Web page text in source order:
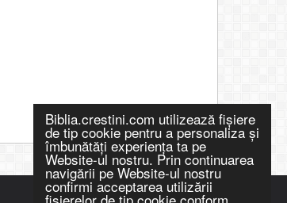
Biblia.crestini.com utilizează fişiere
de tip cookie pentru a personaliza și
îmbunătăți experiența ta pe
Website-ul nostru. Prin continuarea
navigării pe Website-ul nostru
confirmi acceptarea utilizării